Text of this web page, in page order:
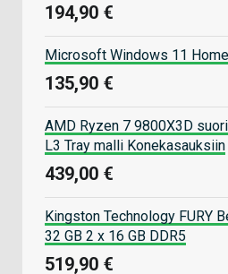
194,90 €
Microsoft Windows 11
135,90 €
AMD Ryzen 7 9800X3D
L3 Tray malli Konekasauksiin
439,00 €
Kingston Technology FURY
32 GB 2 x 16 GB DDR5
519,90 €